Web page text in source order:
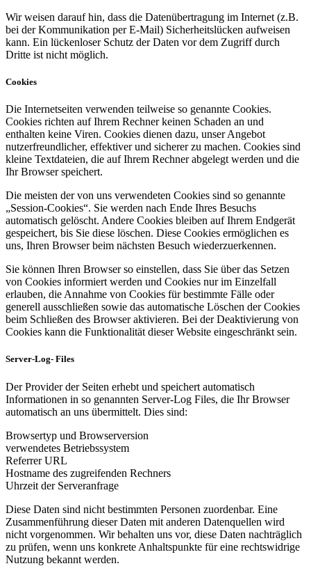
Wir weisen darauf hin, dass die Datenübertragung im Internet (z.B.
bei der Kommunikation per E-Mail) Sicherheitslücken aufweisen
kann. Ein lückenloser Schutz der Daten vor dem Zugriff durch
Dritte ist nicht möglich.
Cookies
Die Internetseiten verwenden teilweise so genannte Cookies.
Cookies richten auf Ihrem Rechner keinen Schaden an und
enthalten keine Viren. Cookies dienen dazu, unser Angebot
nutzerfreundlicher, effektiver und sicherer zu machen. Cookies sind
kleine Textdateien, die auf Ihrem Rechner abgelegt werden und die
Ihr Browser speichert.
Die meisten der von uns verwendeten Cookies sind so genannte
„Session-Cookies“. Sie werden nach Ende Ihres Besuchs
automatisch gelöscht. Andere Cookies bleiben auf Ihrem Endgerät
gespeichert, bis Sie diese löschen. Diese Cookies ermöglichen es
uns, Ihren Browser beim nächsten Besuch wiederzuerkennen.
Sie können Ihren Browser so einstellen, dass Sie über das Setzen
von Cookies informiert werden und Cookies nur im Einzelfall
erlauben, die Annahme von Cookies für bestimmte Fälle oder
generell ausschließen sowie das automatische Löschen der Cookies
beim Schließen des Browser aktivieren. Bei der Deaktivierung von
Cookies kann die Funktionalität dieser Website eingeschränkt sein.
Server-Log- Files
Der Provider der Seiten erhebt und speichert automatisch
Informationen in so genannten Server-Log Files, die Ihr Browser
automatisch an uns übermittelt. Dies sind:
Browsertyp und Browserversion
verwendetes Betriebssystem
Referrer URL
Hostname des zugreifenden Rechners
Uhrzeit der Serveranfrage
Diese Daten sind nicht bestimmten Personen zuordenbar. Eine
Zusammenführung dieser Daten mit anderen Datenquellen wird
nicht vorgenommen. Wir behalten uns vor, diese Daten nachträglich
zu prüfen, wenn uns konkrete Anhaltspunkte für eine rechtswidrige
Nutzung bekannt werden.